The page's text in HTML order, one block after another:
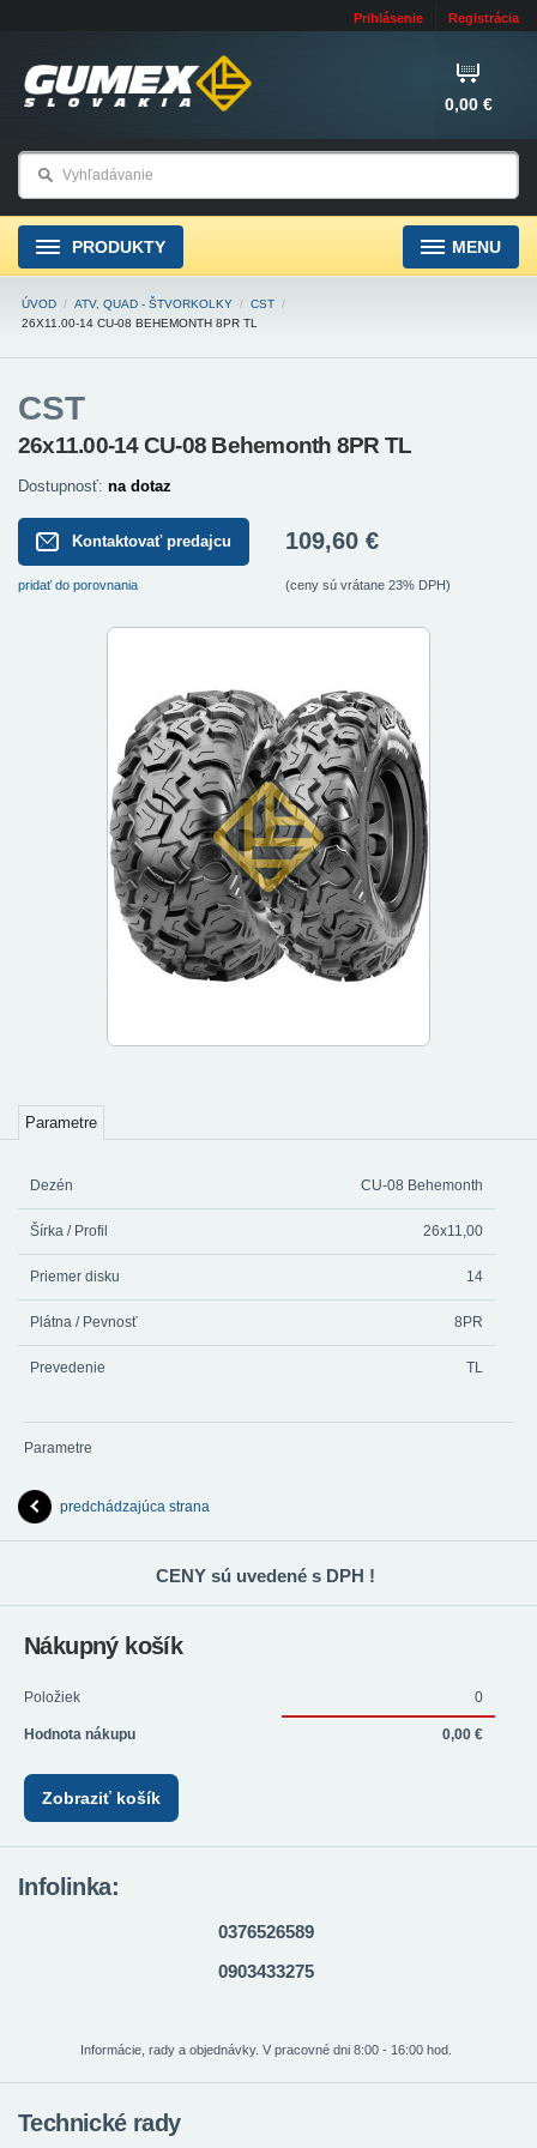
Prihlásenie Registrácia
0,00 €
PRODUKTY MENU
ÚVOD / ATV, QUAD - ŠTVORKOLKY / CST /
26X11.00-14 CU-08 BEHEMONTH 8PR TL
CST
26x11.00-14 CU-08 Behemonth 8PR TL
Dostupnosť: na dotaz
Kontaktovať predajcu
pridať do porovnania
109,60 €
(ceny sú vrátane 23% DPH)
Parametre
Dezén CU-08 Behemonth
Šírka / Profil 26x11,00
Priemer disku 14
Plátna / Pevnosť 8PR
Prevedenie TL
Parametre
predchádzajúca strana
CENY sú uvedené s DPH !
Nákupný košík
Položiek 0
Hodnota nákupu 0,00 €
Zobraziť košík
Infolinka:
0376526589
0903433275
Informácie, rady a objednávky. V pracovné dni 8:00 - 16:00 hod.
Technické rady